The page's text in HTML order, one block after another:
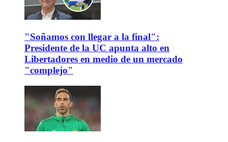
"Soñamos con llegar a la final":
Presidente de la UC apunta alto en
Libertadores en medio de un mercado
"complejo"